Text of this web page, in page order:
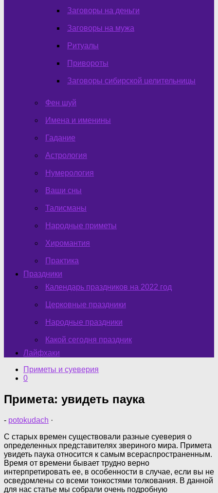
Заговоры на деньги
Заговоры на мужа
Ритуалы
Привороты
Заговоры сибирской целительницы
Фен шуй
Имена и именины
Гадание
Астрология
Нумерология
Ваши сны
Талисманы
Народные приметы
Хиромантия
Практика
Праздники
Календарь праздников на 2022 год
Церковные праздники
Народные праздники
Какой сегодня праздник
Лайфхаки
Приметы и суеверия
0
Примета: увидеть паука
- potokudach ·
С старых времен существовали разные суеверия о
определенных представителях звериного мира. Примета
увидеть паука относится к самым всераспространенным.
Время от времени бывает трудно верно
интерпретировать ее, в особенности в случае, если вы не
осведомлены со всеми тонкостями толкования. В данной
для нас статье мы собрали очень подробную